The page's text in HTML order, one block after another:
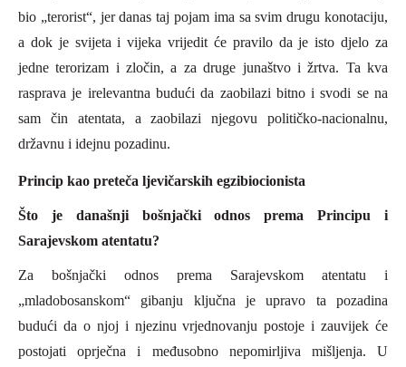
bio „terorist“, jer danas taj pojam ima sa svim drugu konotaciju,
a dok je svijeta i vijeka vrijedit će pravilo da je isto djelo za
jedne terorizam i zločin, a za druge junaštvo i žrtva. Ta kva
rasprava je irelevantna budući da zaobilazi bitno i svodi se na
sam čin atentata, a zaobilazinjegovu političko-nacionalnu,
državnu i idejnu pozadinu.
Princip kao preteča ljevičarskih egzibiocionista
Što je današnji bošnjački odnos prema Principu i
Sarajevskom atentatu?
Za bošnjački odnos prema Sarajevskom atentatu i
„mladobosanskom“ gibanju ključna je upravo ta pozadina
budući da o njoj i njezinu vrjednovanju postoje i zauvijek će
postojati oprječna i međusobno nepomirljiva mišljenja. U